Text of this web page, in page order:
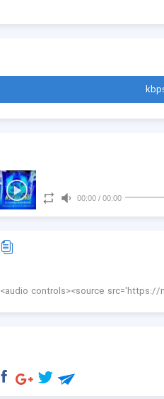
00:00
/
00:00